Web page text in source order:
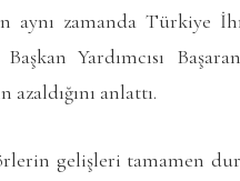
aynı zamanda Türkiye
Yardımcısı
anlattı.
gelişleri tamamen